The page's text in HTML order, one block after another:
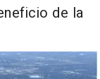
de la